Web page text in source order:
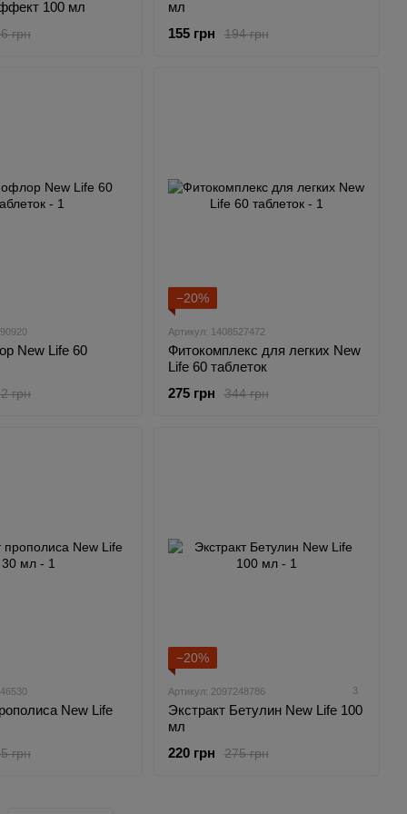
100 мл
грн
мл
194 грн
155 грн
New Life 60
грн
−20%
Артикул: 1408527472
Фитокомплекс для легких New
Life 60 таблеток
344 грн
275 грн
New Life
грн
−20%
Артикул: 2097248786 3
Экстракт Бетулин New Life 100
мл
275 грн
220 грн